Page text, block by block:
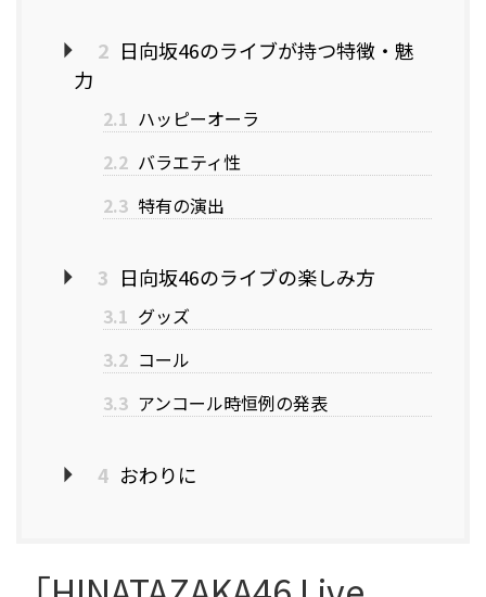
2 日向坂46のライブが持つ特徴・魅
力
2.1 ハッピーオーラ
2.2 バラエティ性
2.3 特有の演出
3 日向坂46のライブの楽しみ方
3.1 グッズ
3.2 コール
3.3 アンコール時恒例の発表
4 おわりに